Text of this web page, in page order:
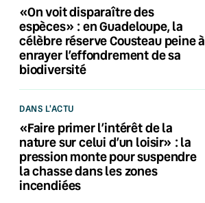
«On voit disparaître des
espèces» : en Guadeloupe, la
célèbre réserve Cousteau peine à
enrayer l’effondrement de sa
biodiversité
DANS L'ACTU
«Faire primer l’intérêt de la
nature sur celui d’un loisir» : la
pression monte pour suspendre
la chasse dans les zones
incendiées